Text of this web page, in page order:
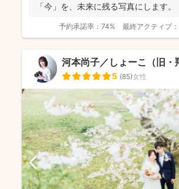
「今」を、未来に残る写真にします。
予約承諾率： 74% 最終アクティブ：
河本尚子／しょーこ（旧・
5 (85)女性